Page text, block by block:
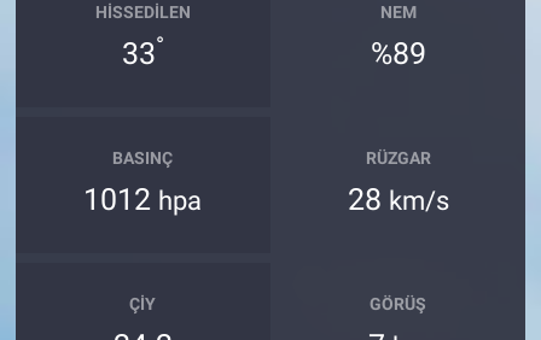
HISSEDILEN
33°
NEM
%89
BASINÇ
1012 hpa
RÜZGAR
28 km/s
ÇIY GÖRÜŞ